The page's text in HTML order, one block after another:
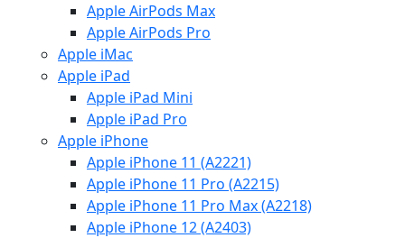
Apple AirPods Max
Apple AirPods Pro
Apple iMac
Apple iPad
Apple iPad Mini
Apple iPad Pro
Apple iPhone
Apple iPhone 11 (A2221)
Apple iPhone 11 Pro (A2215)
Apple iPhone 11 Pro Max (A2218)
Apple iPhone 12 (A2403)